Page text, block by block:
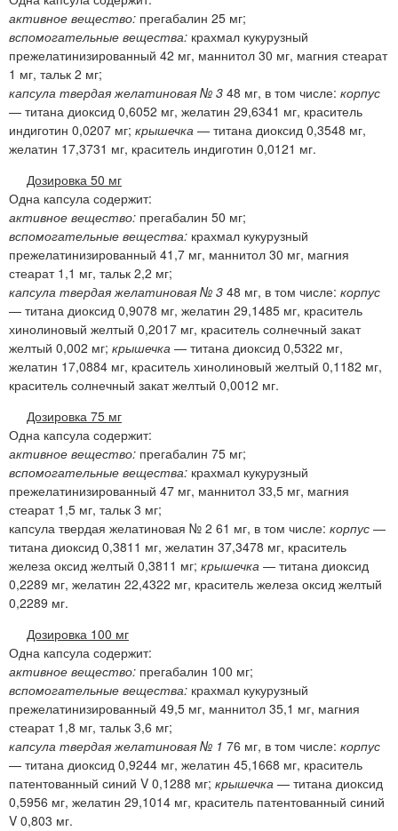
активное вещество: прегабалин 25 мг;
вспомогательные вещества: крахмал кукурузный
прежелатинизированный 42 мг, маннитол 30 мг, магния стеарат
1 мг, тальк 2 мг;
капсула твердая желатиновая № 3 48 мг, в том числе: корпус
— титана диоксид 0,6052 мг, желатин 29,6341 мг, краситель
индиготин 0,0207 мг; крышечка — титана диоксид 0,3548 мг,
желатин 17,3731 мг, краситель индиготин 0,0121 мг.
Дозировка 50 мг
Одна капсула содержит:
активное вещество: прегабалин 50 мг;
вспомогательные вещества: крахмал кукурузный
прежелатинизированный 41,7 мг, маннитол 30 мг, магния
стеарат 1,1 мг, тальк 2,2 мг;
капсула твердая желатиновая № 3 48 мг, в том числе: корпус
— титана диоксид 0,9078 мг, желатин 29,1485 мг, краситель
хинолиновый желтый 0,2017 мг, краситель солнечный закат
желтый 0,002 мг; крышечка — титана диоксид 0,5322 мг,
желатин 17,0884 мг, краситель хинолиновый желтый 0,1182 мг,
краситель солнечный закат желтый 0,0012 мг.
Дозировка 75 мг
Одна капсула содержит:
активное вещество: прегабалин 75 мг;
вспомогательные вещества: крахмал кукурузный
прежелатинизированный 47 мг, маннитол 33,5 мг, магния
стеарат 1,5 мг, тальк 3 мг;
капсула твердая желатиновая № 2 61 мг, в том числе: корпус —
титана диоксид 0,3811 мг, желатин 37,3478 мг, краситель
железа оксид желтый 0,3811 мг; крышечка — титана диоксид
0,2289 мг, желатин 22,4322 мг, краситель железа оксид желтый
0,2289 мг.
Дозировка 100 мг
Одна капсула содержит:
активное вещество: прегабалин 100 мг;
вспомогательные вещества: крахмал кукурузный
прежелатинизированный 49,5 мг, маннитол 35,1 мг, магния
стеарат 1,8 мг, тальк 3,6 мг;
капсула твердая желатиновая № 1 76 мг, в том числе: корпус
— титана диоксид 0,9244 мг, желатин 45,1668 мг, краситель
патентованный синий V 0,1288 мг; крышечка — титана диоксид
0,5956 мг, желатин 29,1014 мг, краситель патентованный синий
V 0,803 мг.